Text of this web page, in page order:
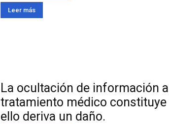
Leer más
La ocultación de información
tratamiento médico
ello deriva un daño.